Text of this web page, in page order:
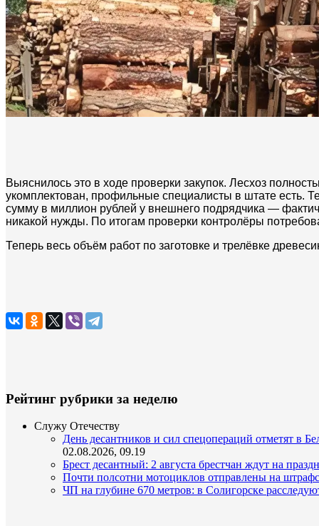
Выяснилось это в ходе проверки закупок. Лесхоз
укомплектован, профильные специалисты в штате есть.
сумму в миллион рублей у внешнего подрядчика —
никакой нужды. По итогам проверки контролёры
Теперь весь объём работ по заготовке и трелёвке
Рейтинг рубрики за неделю
Служу Отечеству
День десантников и сил спецопераций отметят в
02.08.2026, 09.19
Брест десантный: 2 августа брестчан ждут на
Почти полсотни мотоциклов отправлены на
ЧП на глубине 670 метров: в Солигорске